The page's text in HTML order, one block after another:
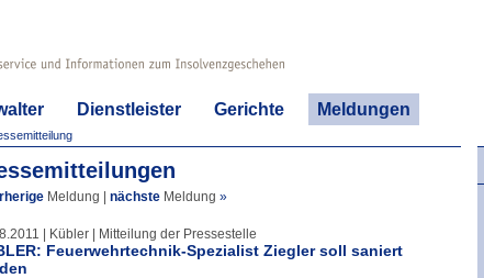
Dienstleister Gerichte Meldungen
Meldung nächste Meldung »
| Kübler | Mitteilung der Pressestelle
Feuerwehrtechnik-Spezialist Ziegler soll saniert